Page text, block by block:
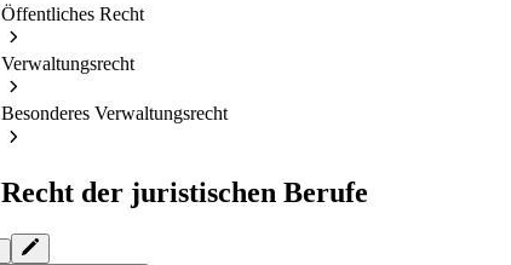
Öffentliches Recht
Verwaltungsrecht
Besonderes Verwaltungsrecht
Recht der juristischen Berufe